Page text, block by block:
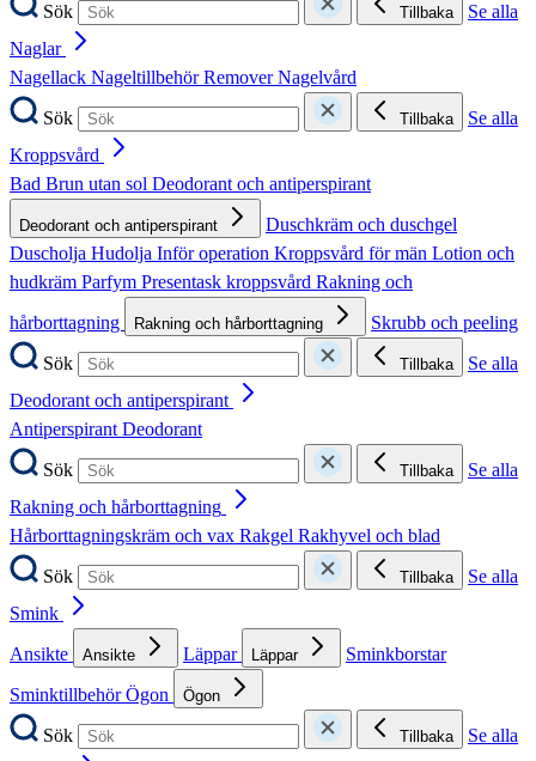
Sök
Tillbaka
Se alla
Naglar
Nagellack NageltillbehörRemoverNagelvård
Sök
Tillbaka
Se alla
Kroppsvård
Bad Brun utan sol Deodorant och antiperspirant
Deodorant och antiperspirant
Duschkräm och duschgel
Duscholja Hudolja Inför operation Kroppsvård för män Lotion och
hudkräm Parfym Presentask kroppsvård Rakning och
hårborttagning
Rakning och hårborttagning
Skrubb och peeling
Sök
Tillbaka
Se alla
Deodorant och antiperspirant
AntiperspirantDeodorant
Sök
Tillbaka
Se alla
Rakning och hårborttagning
Hårborttagningskräm och vax Rakgel Rakhyvel och blad
Sök
Tillbaka
Se alla
Smink
Ansikte
Ansikte Läppar Läppar
Sminkborstar
SminktillbehörÖgon Ögon
Sök Tillbaka
Se alla